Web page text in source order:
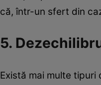
că, într-un sfert din
5.
Există mai multe